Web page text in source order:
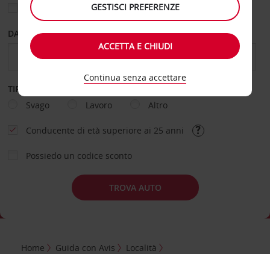
Scegli una località di riconsegna diversa
DAL GIORNO AL GIORNO
TIPOLOGIA DI NOLEGGIO
Svago
Lavoro Altro
Conducente di età superiore ai 25 anni
Possiedo un codice sconto
TROVA AUTO
Home Guida con Avis
Località
GESTISCI PREFERENZE
ACCETTA E CHIUDI
Continua senza accettare